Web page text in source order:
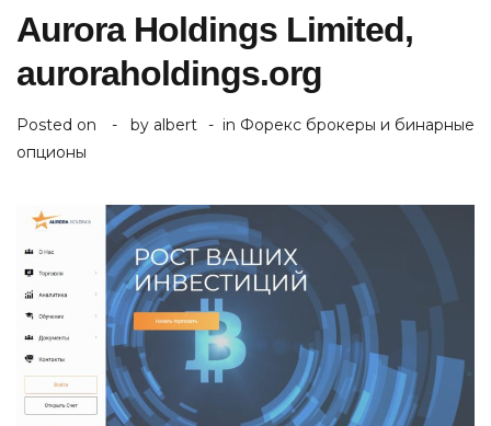
Aurora Holdings Limited,
auroraholdings.org
Posted on by albert in Форекс брокеры и бинарные
опционы